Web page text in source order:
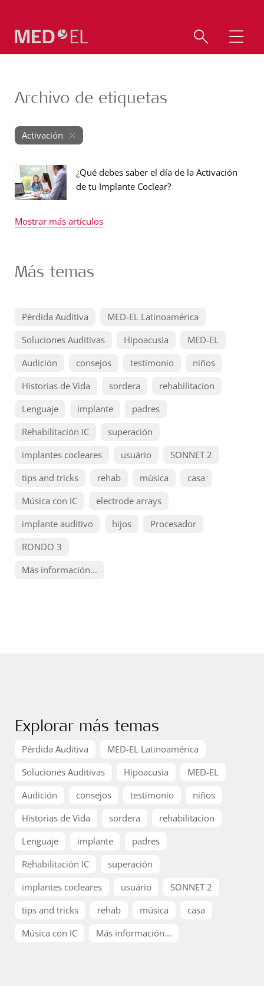
Archivo de etiquetas
Activación
¿Qué debes saber el día de la Activación
de tu Implante Coclear?
Mostrar más artículos
Más temas
Pérdida Auditiva
MED-EL Latinoamérica
Soluciones Auditivas
Hipoacusia
MED-EL
Audición
consejos testimonio
niños
Historias de Vida
sordera
rehabilitacion
Lenguaje
implante
padres
Rehabilitación IC
superación
implantes cocleares
usuário
SONNET 2
tips and tricks
rehab música
casa
Música con IC
electrode arrays
implante auditivo
hijos
Procesador
RONDO 3
Más información...
Explorar más temas
Pérdida Auditiva
MED-EL Latinoamérica
Soluciones Auditivas
Hipoacusia
MED-EL
Audición
consejos testimonio
niños
Historias de Vida
sordera
rehabilitacion
Lenguaje
implante
padres
Rehabilitación IC
superación
implantes cocleares
usuário
SONNET 2
tips and tricks
rehab música
casa
Música con IC
Más información...